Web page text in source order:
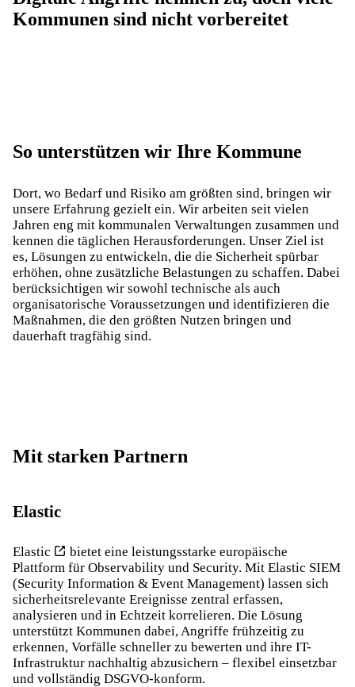
Kommunen sind nicht vorbereitet
So unterstützen wir Ihre Kommune
Dort, wo Bedarf und Risiko am größten sind, bringen wir
unsere Erfahrung gezielt ein. Wir arbeiten seit vielen
Jahren eng mit kommunalen Verwaltungen zusammen und
kennen die täglichen Herausforderungen. Unser Ziel ist
es, Lösungen zu entwickeln, die die Sicherheit spürbar
erhöhen, ohne zusätzliche Belastungen zu schaffen. Dabei
berücksichtigen wir sowohl technische als auch
organisatorische Voraussetzungen und identifizieren die
Maßnahmen, die den größten Nutzen bringen und
dauerhaft tragfähig sind.
Mit starken Partnern
Elastic
Elastic
bietet eine leistungsstarke europäische
Plattform für Observability und Security. Mit Elastic SIEM
(Security Information & Event Management) lassen sich
sicherheitsrelevante Ereignisse zentral erfassen,
analysieren und in Echtzeit korrelieren. Die Lösung
unterstützt Kommunen dabei, Angriffe frühzeitig zu
erkennen, Vorfälle schneller zu bewerten und ihre IT-
Infrastruktur nachhaltig abzusichern – flexibel einsetzbar
und vollständig DSGVO-konform.